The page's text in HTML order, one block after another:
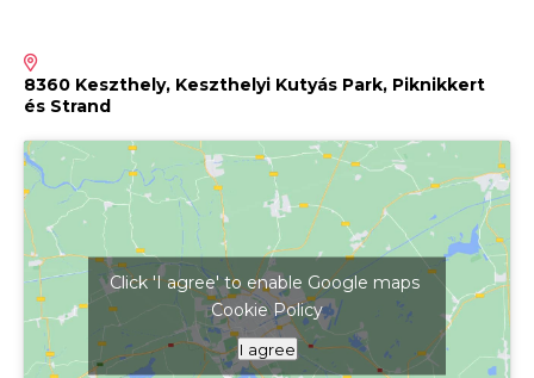
8360 Keszthely, Keszthelyi Kutyás Park, Piknikkert
és Strand
Kattints ide a térkép megjelenítéséhez
Click 'I agree' to enable Google maps
Cookie Policy
I agree